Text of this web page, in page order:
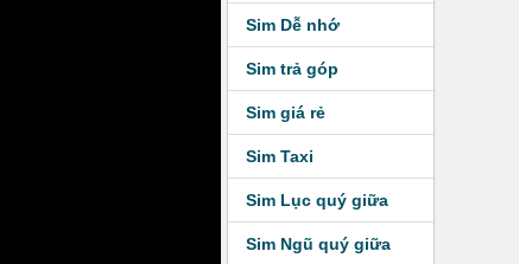
Sim Dễ nhớ
Sim trả góp
Sim giá rẻ
Sim Taxi
Sim Lục quý giữa
Sim Ngũ quý giữa